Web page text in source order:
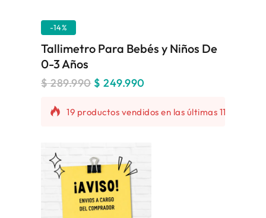
-14%
Tallimetro Para Bebés y Niños De
0-3 Años
$289.990 $ 249.990
19 productos vendidos en las últimas 11 horas